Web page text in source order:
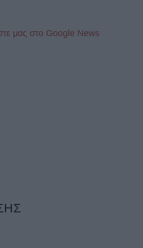
μας στo Google News